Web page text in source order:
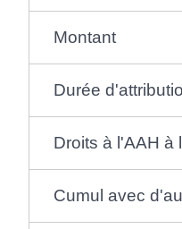
Montant
Durée
Droits à l'AAH à
Cumul avec